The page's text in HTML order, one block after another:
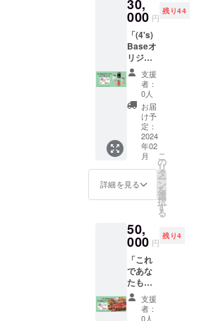
をお渡
ししま
す。 ※
サイ
ズ、パ
ラコー
ドのカ
ラーに
ついて
は、
「リ
ターン
につい
て」の
添付画
考にお
選び下
使用で
きる
ホット
サンド
とス
ムー
ジー500
円値引
き券
と、手
作り
ティラ
ミス交
換券を
お付け
ます。
ホット
ムー
ジー）
500円値
引き券
は、
ホット
サンド
（ス
deOD缶
カ
バー」×
１ キャ
ンパー
御用達
のOD缶
をお
しゃれ
に着こ
なせる
OD缶カ
バーに
なりま
す。 ④
グッズ
「DIY蚊
ダー」×
１ 夏の
アウト
ドア必
須アイ
テムを
DIYでお
しゃれ
しま
す。 ①
お礼
メッ
セージ
入りポ
スト
カード
②(4's)
Base×
キャン
プ「ク
ラファ
ン限定
オリジ
ナルT
ツ」×１
プ、プ
ライ
ベート
で着れ
る！ク
ラファ
ン限定
オリジ
30,
000 円
残り44
「(4's)
Baseオ
リジナ
ル・ペ
アコー
ス」
(4’s)Ba
seオリ
ジナル
缶クー
ラーを
使っ
て、
カップ
ルや
ファミ
応援し
たい！
という
方、よ
ろしく
お願い
しま
す。 ①
お礼
支援
者：
0人
お届
け予
定：
2024
年02
月
詳細を見る
こ
の
リ
タ
ー
ン
を
選
択
す
る
50,
000 円
残り4
「これ
であな
たも
(4's)Ba
seファ
ミリー
支援
者：
0人